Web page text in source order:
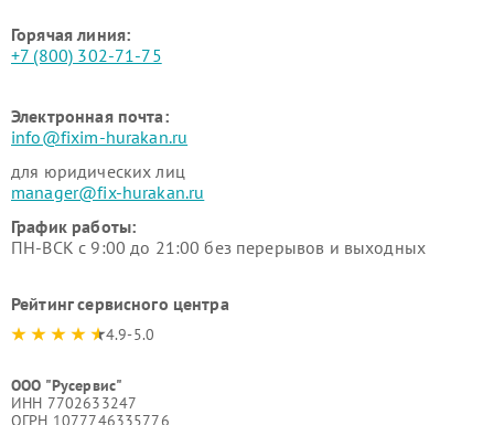
Горячая линия:
+7 (800) 302-71-75
Электронная почта:
info@fixim-hurakan.ru
для юридических лиц
manager@fix-hurakan.ru
График работы:
ПН-ВСК с 9:00 до 21:00 без перерывов и выходных
Рейтинг сервисного центра
4.9-5.0
ООО "Русервис"
ИНН 7702633247